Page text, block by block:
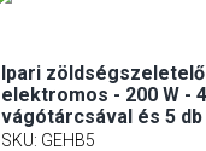
Ipari
elektromos - 200 W -
vágótárcsával és 5
rács
SKU: GEHB5